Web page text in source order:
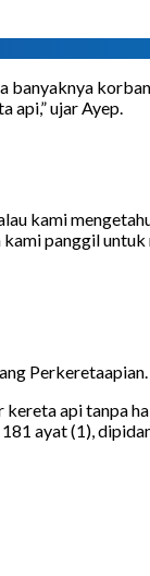
api,” ujar Ayep.
kami
panggil
Perkeretaapian.
api tanpa
ayat (1),